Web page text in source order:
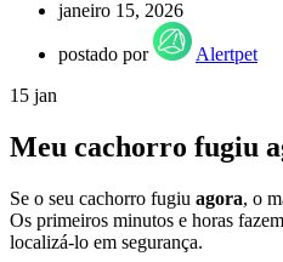
janeiro 15, 2026
postado por
Alertpet
15 jan
Meu cachorro fugiu
Se o seu cachorro fugiu agora, o
Os primeiros minutos e horas
localizá-lo em segurança.